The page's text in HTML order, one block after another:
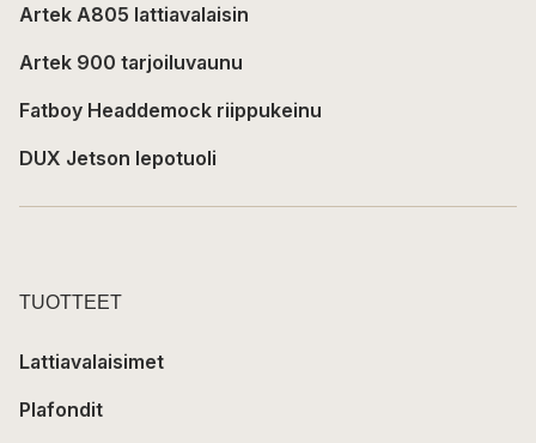
Artek A805 lattiavalaisin
Artek 900 tarjoiluvaunu
Fatboy Headdemock riippukeinu
DUX Jetson lepotuoli
TUOTTEET
Lattiavalaisimet
Plafondit